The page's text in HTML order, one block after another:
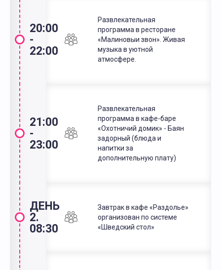
20:00
-
22:00
Развлекательная
программа в ресторане
«Малиновыи звон». Живая
музыка в уютной
атмосфере.
21:00
-
23:00
Развлекательная
программа в кафе-баре
«Охотничий домик» - Баян
задорный (блюда и
напитки за
дополнительную плату)
ДЕНЬ
2.
08:30
Завтрак в кафе «Раздолье»
организован по системе
«Шведский стол»